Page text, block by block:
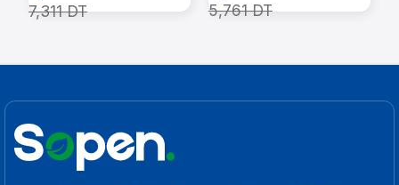
7,311DT 5,761DT